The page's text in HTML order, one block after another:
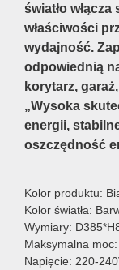
światło
właściwości
wydajność.
odpowiednią
korytarz,
„Wysoka
energii,
oszczędność
Kolor produktu:
Kolor światła:
Wymiary:
Maksymalna
Napięcie: 220-